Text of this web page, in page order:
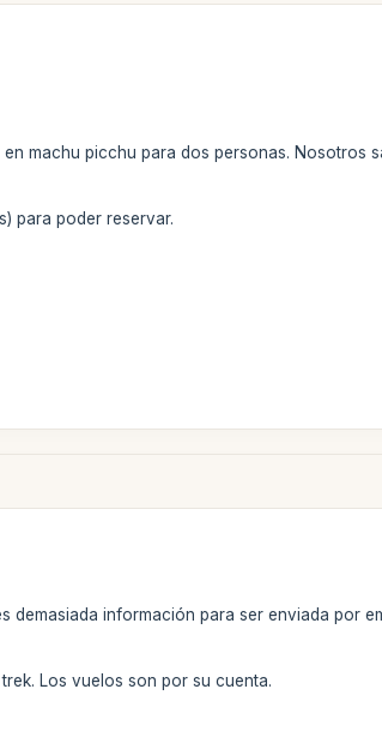
machu picchu para dos personas. Nosotros
para poder reservar.
demasiada información para ser enviada por
Los vuelos son por su cuenta.